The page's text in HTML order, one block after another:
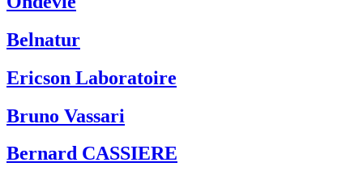
Belnatur
Ericson Laboratoire
Bruno Vassari
Bernard CASSIERE